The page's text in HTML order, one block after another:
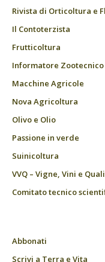
Rivista di Orticoltura e
Il Contoterzista
Frutticoltura
Informatore Zootecnico
Macchine Agricole
Nova Agricoltura
Olivo e Olio
Passione in verde
Suinicoltura
VVQ – Vigne, Vini e
Comitato tecnico
Abbonati
Scrivi a Terra e Vita